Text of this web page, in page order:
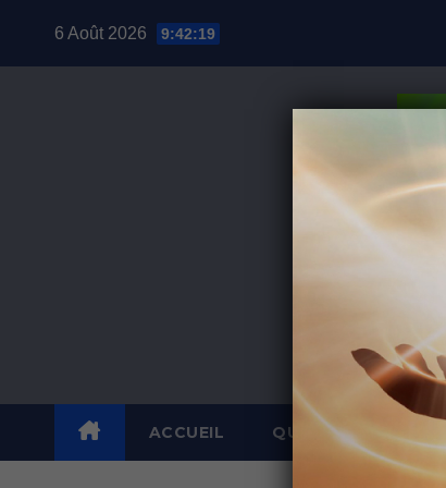
6 Août 2026 9:42:20
ACCUEIL QUI SUIS-JE ?